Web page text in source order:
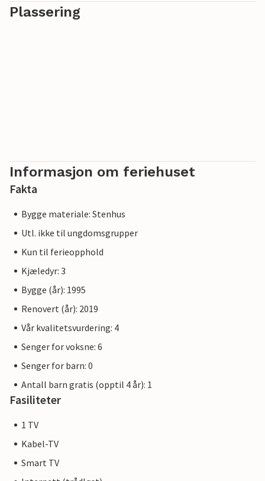
Plassering
Informasjon om feriehuset
Fakta
Bygge materiale: Stenhus
Utl. ikke til ungdomsgrupper
Kun til ferieopphold
Kjæledyr: 3
Bygge (år): 1995
Renovert (år): 2019
Vår kvalitetsvurdering: 4
Senger for voksne: 6
Senger for barn: 0
Antall barn gratis (opptil 4 år): 1
Fasiliteter
1 TV
Kabel-TV
Smart TV